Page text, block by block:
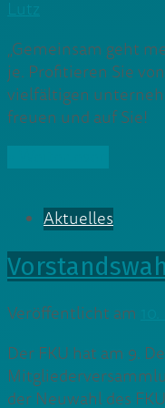
„Gemeinsam geht
je. Profitieren Sie
vielfältigen
freuen und auf Sie!
Aktuelles
Veröffentlicht am
Der FKU hat am 9.
der Neuwahl des